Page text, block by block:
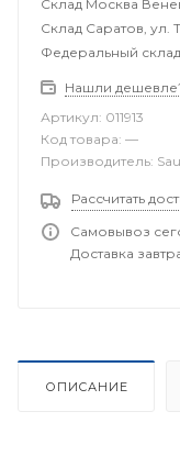
Склад Москва
Склад Саратов, ул.
Федеральный
Нашли
Артикул: 011913
Код товара: —
Производитель:
Рассчитать
Самовывоз
Доставка
ОПИСАНИЕ